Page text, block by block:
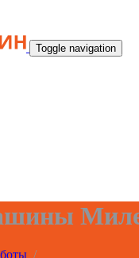
Toggle navigation
Миле
/